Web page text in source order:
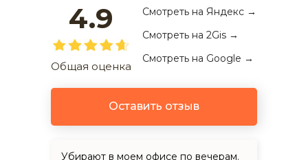
Оставить отзыв
4.9
Общая оценка
Смотреть на Яндекс →
Смотреть на 2Gis →
Смотреть на Google →
Убирают в моем офисе по вечерам.